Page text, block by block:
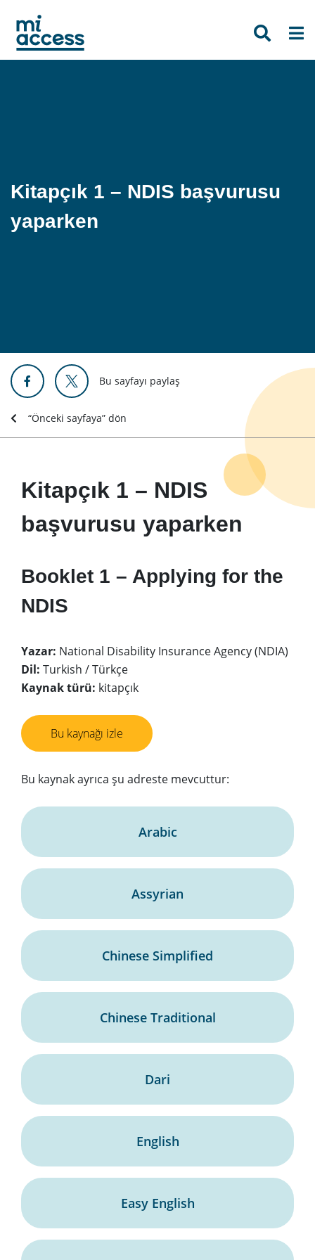
main
content
Kitapçık 1 – NDIS başvurusu
yaparken
Bu sayfayı paylaş
“Önceki sayfaya” dön
Kitapçık 1 – NDIS
başvurusu yaparken
Booklet 1 – Applying for the
NDIS
Yazar: National Disability Insurance Agency (NDIA)
Dil: Turkish / Türkçe
Kaynak türü: kitapçık
Bu kaynağı izle
Bu kaynak ayrıca şu adreste mevcuttur:
Arabic
Assyrian
Chinese Simplified
Chinese Traditional
Dari
English
Easy English